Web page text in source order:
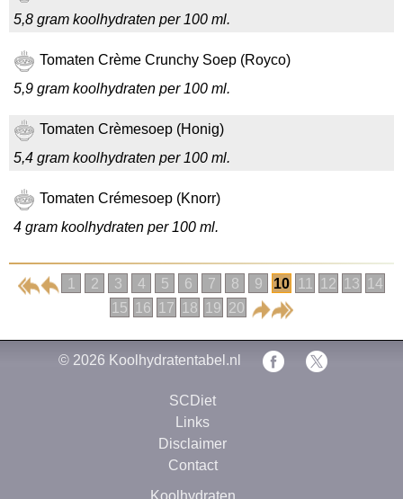
5,8 gram koolhydraten per 100 ml.
Tomaten Crème Crunchy Soep (Royco)
5,9 gram koolhydraten per 100 ml.
Tomaten Crèmesoep (Honig)
5,4 gram koolhydraten per 100 ml.
Tomaten Crémesoep (Knorr)
4 gram koolhydraten per 100 ml.
1 2 3 4 5 6 7 8 9 10 11 12 13
14
15
16 17 18 19 20
© 2026 Koolhydratentabel.nl
SCDiet
Links
Disclaimer
Contact
Koolhydraten